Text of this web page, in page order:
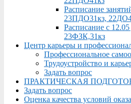
Расписание
23ПДО31кз,
Расписание с
23ФЗК,31кз
Центр карьеры и
Профессиональное
Трудоустройство и
Задать вопрос
ПРАКТИЧЕСКАЯ
Задать вопрос
Оценка качества условий